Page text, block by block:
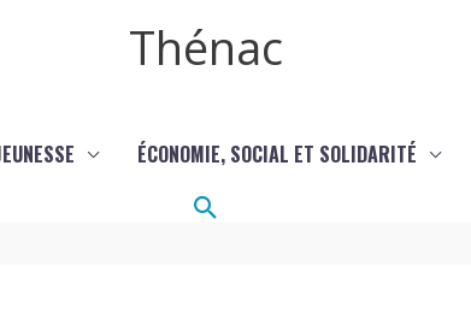
Thénac
ÉCONOMIE, SOCIAL ET SOLIDARITÉ
Rechercher